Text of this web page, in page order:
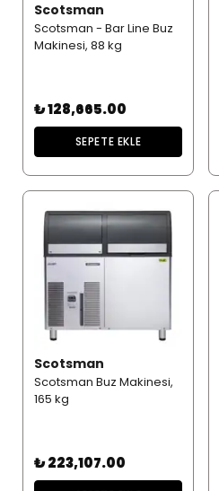
Scotsman
Scotsman - Bar Line Buz
Makinesi, 88 kg
₺ 128,665.00
SEPETE EKLE
Scotsman
Scotsman Buz Makinesi,
165 kg
₺ 223,107.00